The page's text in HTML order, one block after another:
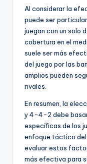
Al considerar la
puede ser
juegan con un solo
cobertura en el
suele ser más
del juego por las
amplios pueden
rivales.
En resumen, la
y 4-4-2 debe
específicas de los
enfoque táctico del
evaluar estos
más efectiva para